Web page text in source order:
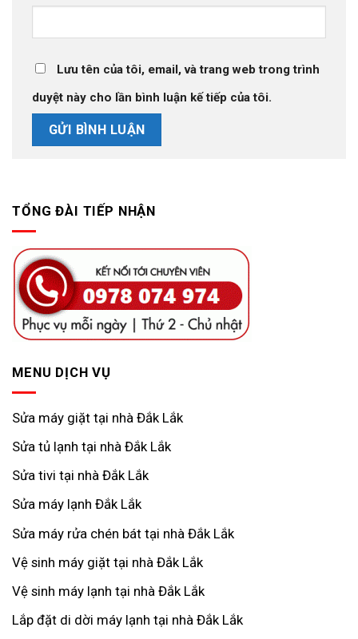
Lưu tên của tôi, email, và trang web trong trình
duyệt này cho lần bình luận kế tiếp của tôi.
TỔNG ĐÀI TIẾP NHẬN
MENU DỊCH VỤ
Sửa máy giặt tại nhà Đắk Lắk
Sửa tủ lạnh tại nhà Đắk Lắk
Sửa tivi tại nhà Đắk Lắk
Sửa máy lạnh Đắk Lắk
Sửa máy rửa chén bát tại nhà Đắk Lắk
Vệ sinh máy giặt tại nhà Đắk Lắk
Vệ sinh máy lạnh tại nhà Đắk Lắk
Lắp đặt di dời máy lạnh tại nhà Đắk Lắk